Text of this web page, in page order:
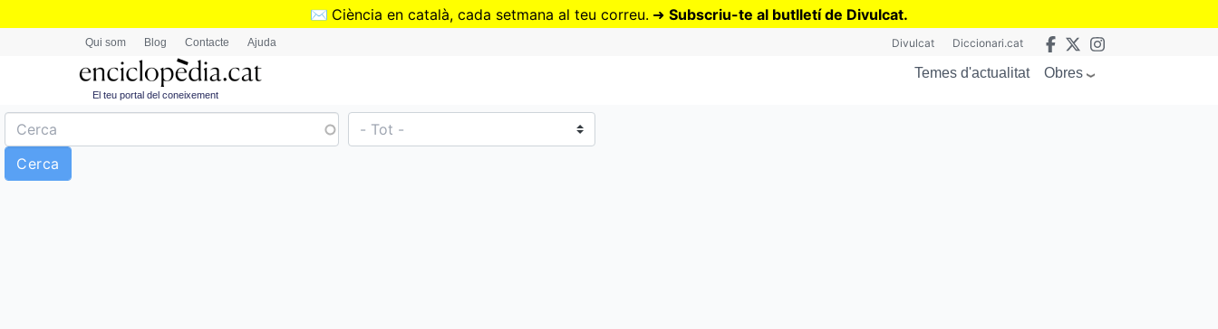
Vés
✉️ Ciència en català, cada setmana al teu correu. ➜ Subscriu-te al butlletí de Divulcat.
Qui som Blog Contacte Ajuda Divulcat Diccionari.cat
El teu portal del coneixement
Temes d'actualitat Obres